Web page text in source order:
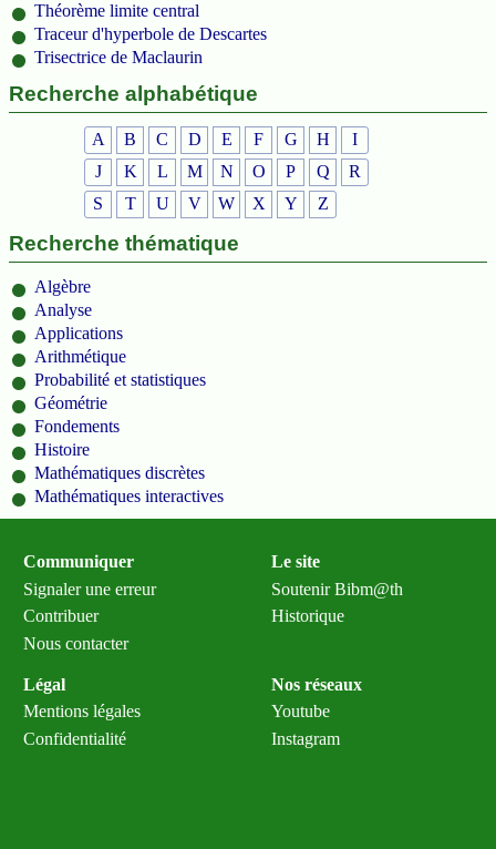
Théorème limite central
Traceur d'hyperbole de Descartes
Trisectrice de Maclaurin
Recherche alphabétique
A B C D E F G H
I
J
K L M N O P Q
R
S
T U V W X Y Z
Recherche thématique
Algèbre
Analyse
Applications
Arithmétique
Probabilité et statistiques
Géométrie
Fondements
Histoire
Mathématiques discrètes
Mathématiques interactives
Communiquer
Signaler une erreur
Contribuer
Nous contacter
Le site
Soutenir Bibm@th
Historique
Légal
Mentions légales
Confidentialité
Nos réseaux
Youtube
Instagram